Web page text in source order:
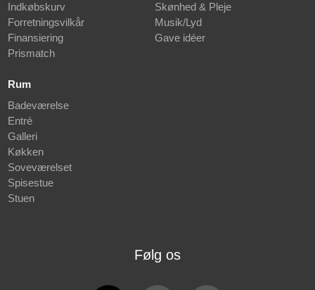
Indkøbskurv
Forretningsvilkår
Finansiering
Prismatch
Skønhed & Pleje
Musik/Lyd
Gave idéer
Rum
Badeværelse
Entré
Galleri
Køkken
Soveværelset
Spisestue
Stuen
Følg os